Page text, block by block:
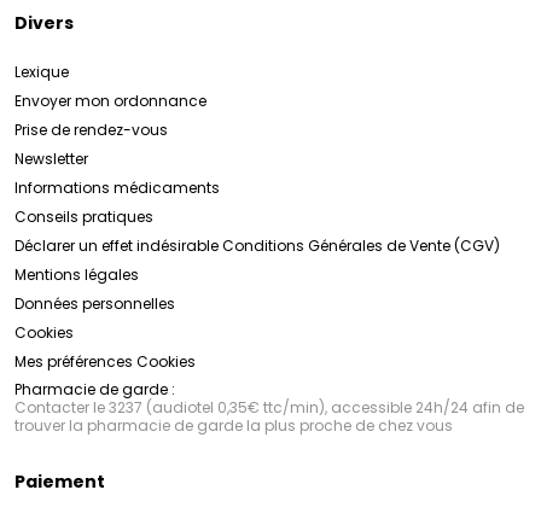
Divers
Lexique
Envoyer mon ordonnance
Prise de rendez-vous
Newsletter
Informations médicaments
Conseils pratiques
Déclarer un effet indésirableConditions Générales de Vente (CGV)
Mentions légales
Données personnelles
Cookies
Mes préférences Cookies
Pharmacie de garde :
Contacter le 3237 (audiotel 0,35€ ttc/min), accessible 24h/24 afin de
trouver la pharmacie de garde la plus proche de chez vous
Paiement